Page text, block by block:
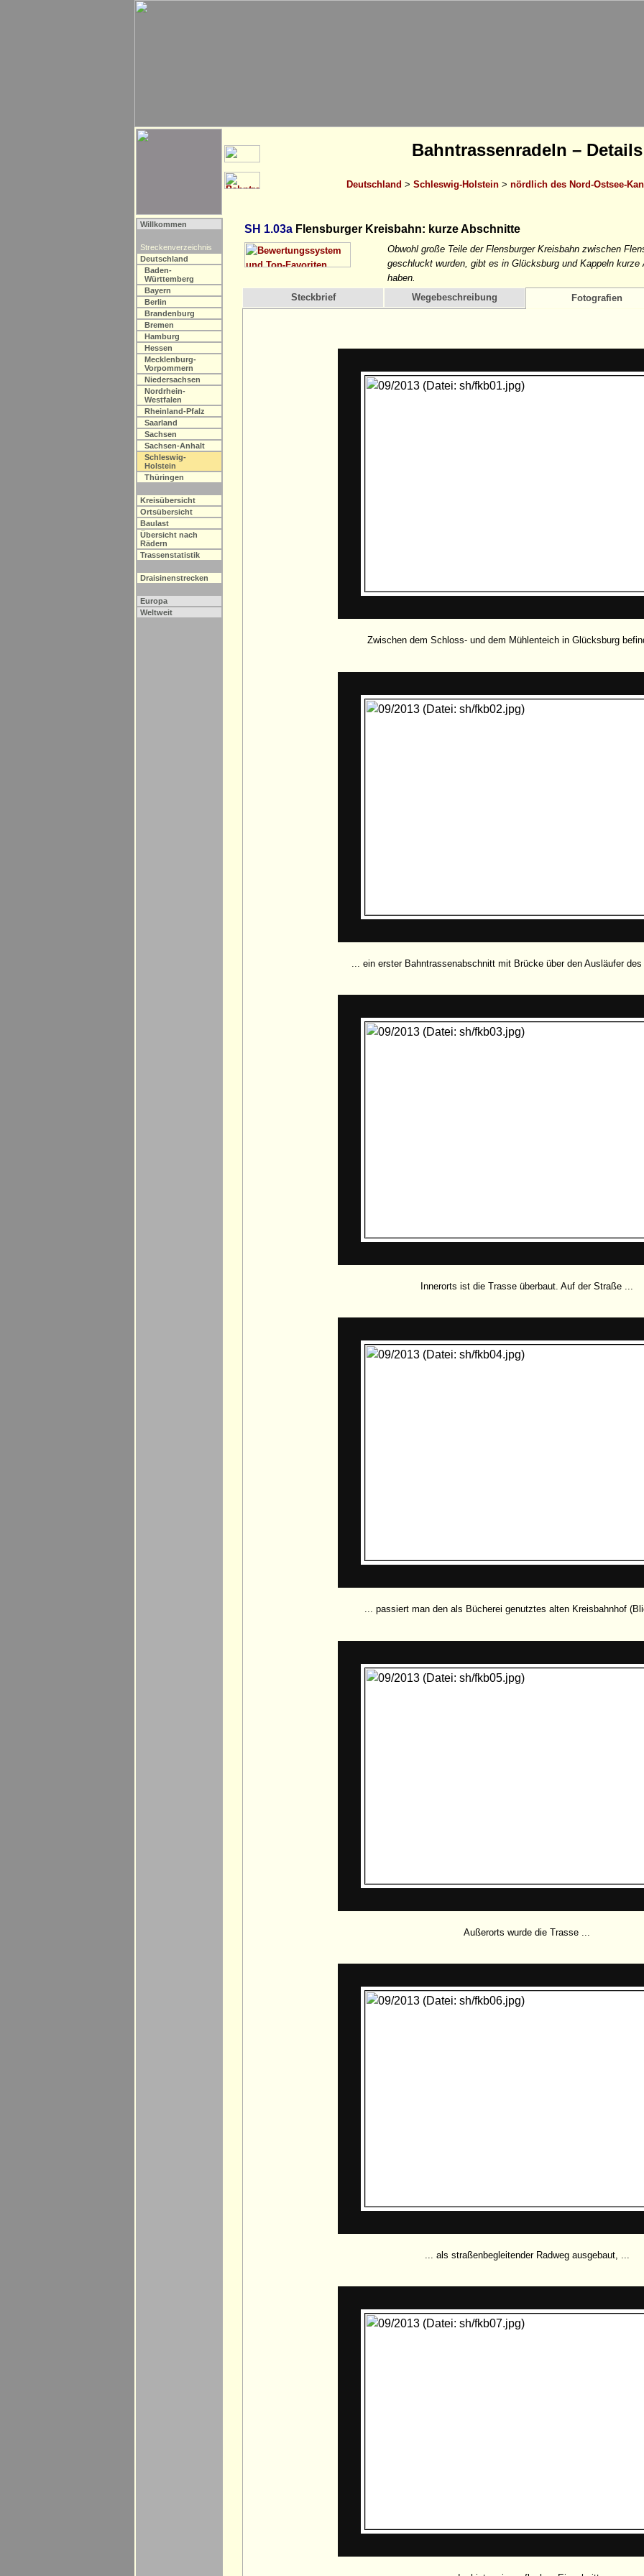
Bahntrassenradeln – Details
Deutschland > Schleswig-Holstein > nördlich des Nord-Ostsee-
Willkommen
Streckenverzeichnis
Deutschland
Baden-
Württemberg
Bayern
Berlin
Brandenburg
Bremen
Hamburg
Hessen
Mecklenburg-
Vorpommern
Niedersachsen
Nordrhein-
Westfalen
Rheinland-Pfalz
Saarland
Sachsen
Sachsen-Anhalt
Schleswig-
Holstein
Thüringen
Kreisübersicht
Ortsübersicht
Baulast
Übersicht nach
Rädern
Trassenstatistik
Draisinenstrecken
Europa
Weltweit
SH 1.03a Flensburger Kreisbahn: kurze Abschnitte
Obwohl große Teile der Flensburger Kreisbahn zwischen
geschluckt wurden, gibt es in Glücksburg und Kappeln
haben.
Steckbrief
Wegebeschreibung Fotografien
Zwischen dem Schloss- und dem Mühlenteich in Glücksburg
... ein erster Bahntrassenabschnitt mit Brücke über den Ausläufer des
Innerorts ist die Trasse überbaut. Auf der Straße ...
... passiert man den als Bücherei genutztes alten Kreisbahnhof
Außerorts wurde die Trasse ...
... als straßenbegleitender Radweg ausgebaut, ...